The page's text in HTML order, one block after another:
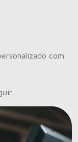
com